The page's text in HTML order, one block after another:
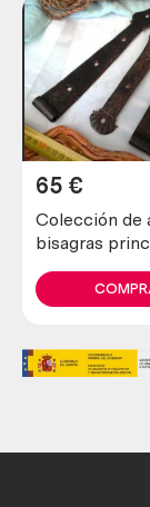
Colección de
bisagras
forja. 3 piezas.
medieval.
65 €